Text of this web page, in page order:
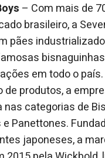
– Com mais de
brasileiro, a
pães
em todo o
produtos, a
categorias de
e Panettones.
japoneses, a